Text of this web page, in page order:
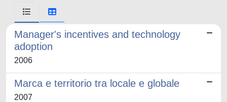
Manager's incentives and technology
adoption
2006
Marca e territorio tra locale e globale
2007